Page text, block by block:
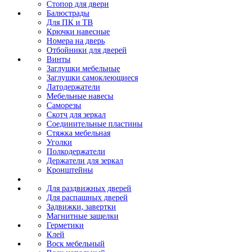
Стопор для двери
Балюстрады
Для ПК и ТВ
Крючки навесные
Номера на дверь
Отбойники для дверей
Винты
Заглушки мебельные
Заглушки самоклеющиеся
Латодержатели
Мебельные навесы
Саморезы
Скотч для зеркал
Соединительные пластины
Стяжка мебельная
Уголки
Полкодержатели
Держатели для зеркал
Кронштейны
Для раздвижных дверей
Для распашных дверей
Задвижки, завертки
Магнитные защелки
Герметики
Клей
Воск мебельный